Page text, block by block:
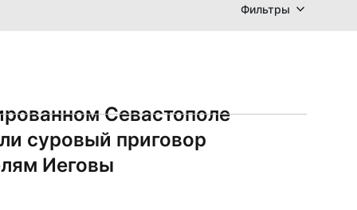
Фильтры
Севастополе
суровый приговор
Иеговы